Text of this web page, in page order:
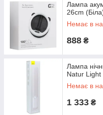
Лампа
26cm
Немає в
888 ₴
Лампа
Natur Light
Немає в
1 333 ₴